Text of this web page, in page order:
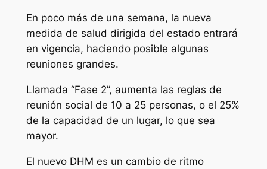
En poco más de una semana, la nueva
medida de salud dirigida del estado entrará
en vigencia, haciendo posible algunas
reuniones grandes.
Llamada “Fase 2”, aumenta las reglas de
reunión social de 10 a 25 personas, o el 25%
de la capacidad de un lugar, lo que sea
mayor.
El nuevo DHM es un cambio de ritmo